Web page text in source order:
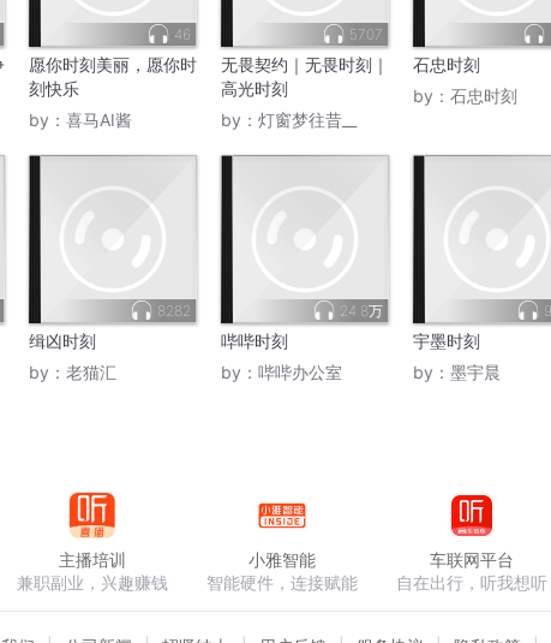
46
愿你时刻美丽，愿你时
刻快乐
by： 喜马AI酱
5707
无畏契约｜无畏时刻｜
高光时刻
by： 灯窗梦往昔__
石忠时刻
by： 石忠时刻
8282
缉凶时刻
by： 老猫汇
24.8万
哔哔时刻
by： 哔哔办公室
宇墨时刻
by： 墨宇晨
主播培训
兼职副业，兴趣赚钱
小雅智能
智能硬件，连接赋能
车联网平台
自在出行，听我想听